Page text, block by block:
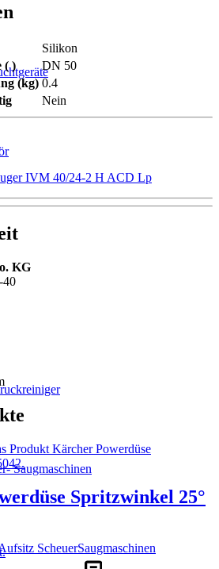
Saugmaschinen
ScheuerSaugmaschinen
Silikon
( )
DN 50
(kg) 0.4
Nein
IVM 40/24-2 H ACD Lp
KG
40
Spritzwinkel 25°